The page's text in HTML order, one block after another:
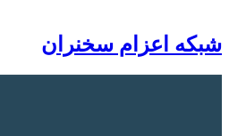
شبکه اعزام سخنران